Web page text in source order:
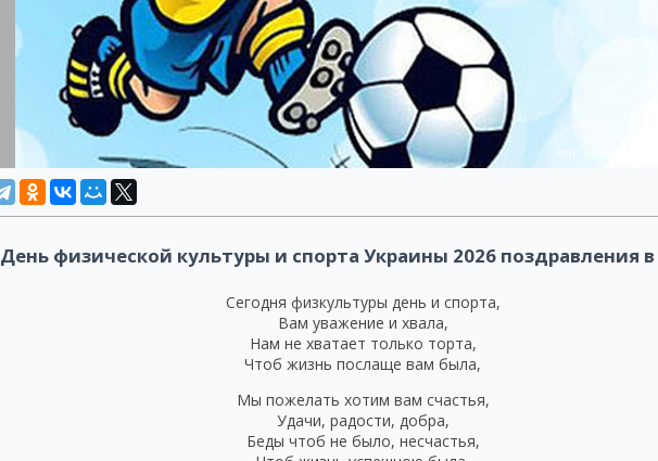
День физической культуры и спорта Украины 2026 поздравления в
Сегодня физкультуры день и спорта,
Вам уважение и хвала,
Нам не хватает только торта,
Чтоб жизнь послаще вам была,
Мы пожелать хотим вам счастья,
Удачи, радости, добра,
Беды чтоб не было, несчастья,